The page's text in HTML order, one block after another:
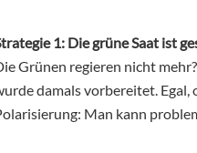
1: Die grüne Saat ist
Grünen regieren nicht
damals vorbereitet.
Man kann